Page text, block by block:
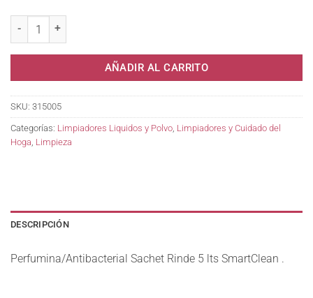
AÑADIR AL CARRITO
SKU: 315005
Categorías: Limpiadores Liquidos y Polvo Limpiadores y Cuidado del
Hoga Limpieza
DESCRIPCIÓN
Perfumina/Antibacterial Sachet Rinde 5 lts SmartClean .